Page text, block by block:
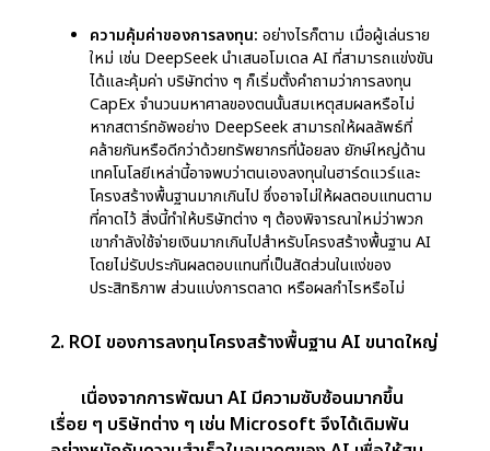
การเพิ่มขึ้นของ DeepSeek กำลังมีนัยสำคัญ
เชิงกลยุทธ์ต่อบริษัทเทคโนโลยีรายใหญ่ โดยเฉพาะ
อย่างยิ่งที่เกี่ยวข้องกับค่าใช้จ่ายด้านทุน (CapEx) และ
การลงทุนในโครงสร้างพื้นฐาน AI บริษัทเหล่านี้ เช่น
Microsoft ได้ทุ่มเงินจำนวนมากให้กับการพัฒนา AI
โดย Microsoft วางแผนที่จะลงทุนประมาณ
อย่างไรก็ตาม การแข่งขันที่เพิ่มขึ้นจากสตาร์ทอัพอย่าง
จากการลงทุน (ROI) สำหรับโครงการ AI ขนาดใหญ่
เหล่านี้